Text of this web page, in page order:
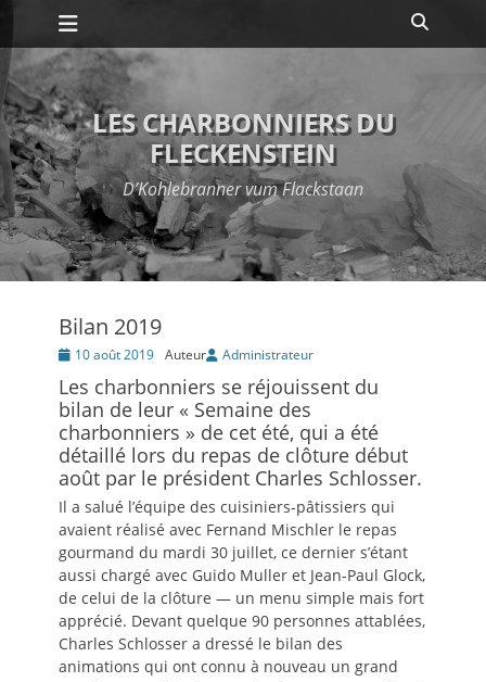
Passer
au
contenu
Premier menu
LES CHARBONNIERS DU
FLECKENSTEIN
D’Kohlebranner vum Flackstaan
Bilan 2019
Posté10 août 2019 Auteur Administrateur
Les charbonniers se réjouissent du
bilan de leur « Semaine des
charbonniers » de cet été, qui a été
détaillé lors du repas de clôture début
août par le président Charles Schlosser.
Il a salué l’équipe des cuisiniers-pâtissiers qui
avaient réalisé avec Fernand Mischler le repas
gourmand du mardi 30 juillet, ce dernier s’étant
aussi chargé avec Guido Muller et Jean-Paul Glock,
de celui de la clôture — un menu simple mais fort
apprécié. Devant quelque 90 personnes attablées,
Charles Schlosser a dressé le bilan des
animations qui ont connu à nouveau un grand